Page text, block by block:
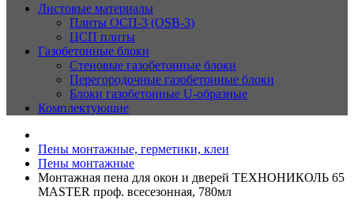
Листовые материалы
Плиты ОСП-3 (OSB-3)
ЦСП плиты
Газобетонные блоки
Стеновые газобетонные блоки
Перегородочные газобетонные блоки
Блоки газобетонные U-образные
Комплектующие
Пены монтажные, герметики, клеи
Пены монтажные
Монтажная пена для окон и дверей ТЕХНОНИКОЛЬ 65
MASTER проф. всесезонная, 780мл